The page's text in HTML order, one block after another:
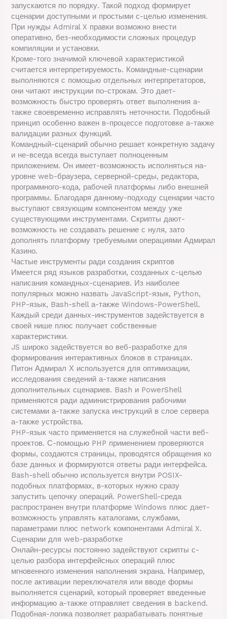
запускаются по порядку. Такой подход формирует
сценарии доступными и простыми с-целью изменения.
При нужды Admiral X правки возможно внести
оперативно, без-необходимости сложных процедур
компиляции и установки.
Кроме-того значимой ключевой характеристикой
считается интерпретируемость. Командные-сценарии
выполняются с помощью отдельных интерпретаторов,
они читают инструкции по-строкам. Это дает-
возможность быстро проверять ответ выполнения а-
также своевременно исправлять неточности. Подобный
принцип особенно важен в-процессе подготовке а-также
валидации разных функций.
Командный-сценарий обычно решает конкретную задачу
и не-всегда всегда выступает полноценным
приложением. Он имеет-возможность исполняться на-
уровне web-браузера, серверной-среды, редактора,
программного-кода, рабочей платформы либо внешней
программы. Благодаря данному-подходу сценарии часто
выступают связующим компонентом между уже
существующими инструментами. Скрипты дают-
возможность не создавать решение с нуля, зато
дополнять платформу требуемыми операциями Адмирал
Казино.
Частые инструменты ради создания скриптов
Имеется ряд языков разработки, созданных с-целью
написания командных-сценариев. Из наиболее
популярных можно назвать JavaScript-язык, Python,
PHP-язык, Bash-shell а-также Windows-PowerShell.
Каждый среди данных-инструментов задействуется в
своей нише плюс получает собственные
характеристики.
JS широко задействуется во веб-разработке для
формирования интерактивных блоков в страницах.
Питон Адмирал Х используется для оптимизации,
исследования сведений а-также написания
дополнительных сценариев. Bash и PowerShell
применяются ради администрирования рабочими
системами а-также запуска инструкций в слое сервера
а-также устройства.
PHP-язык часто применяется на служебной части веб-
проектов. С-помощью PHP применением проверяются
формы, создаются страницы, проводятся обращения ко
базе данных и формируются ответы ради интерфейса.
Bash-shell обычно используется внутри POSIX-
подобных платформах, в-которых нужно сразу
запустить цепочку операций. PowerShell-среда
распространен внутри платформе Windows плюс дает-
возможность управлять каталогами, службами,
параметрами плюс network компонентами Admiral X.
Сценарии для web-разработке
Онлайн-ресурсы постоянно задействуют скрипты с-
целью разбора интерфейсных операций плюс
мгновенного изменения наполнения экрана. Например,
после активации переключателя или вводе формы
выполняется сценарий, который проверяет введенные
информацию а-также отправляет сведения в backend.
Подобная-логика позволяет разрабатывать понятные